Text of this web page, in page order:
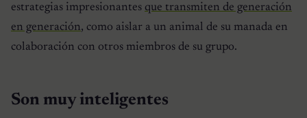
estrategias impresionantes que transmiten de generación
en generación, como aislar a un animal de su manada en
colaboración con otros miembros de su grupo.
Son muy inteligentes